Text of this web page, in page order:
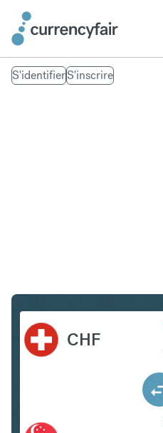
S'identifierS'inscrire
CHF